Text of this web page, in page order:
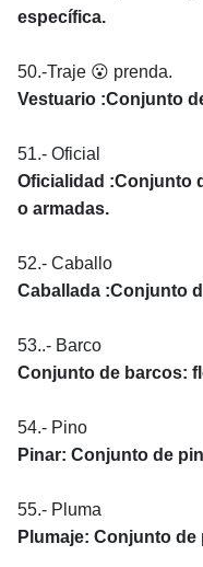
específica.
50.-Traje 😮 prenda.
Vestuario :Conjunto
51.- Oficial
Oficialidad :Conjunto
o armadas.
52.- Caballo
Caballada :Conjunto
53..- Barco
Conjunto de barcos:
54.- Pino
Pinar: Conjunto de
55.- Pluma
Plumaje: Conjunto